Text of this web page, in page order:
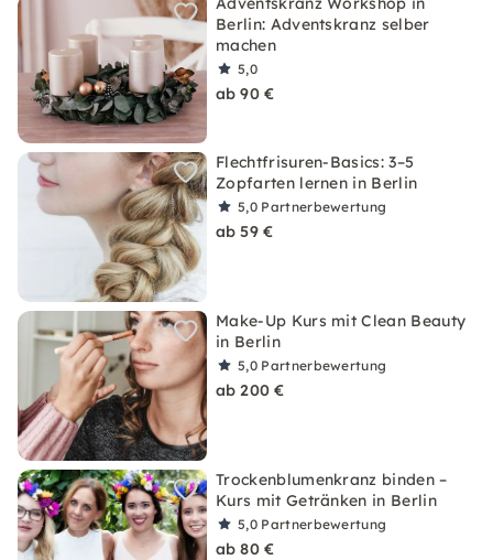
Berlin: Adventskranz selber
machen
5,0
ab 90 €
Flechtfrisuren-Basics: 3–5
Zopfarten lernen in Berlin
5,0 Partnerbewertung
ab 59 €
Make-Up Kurs mit Clean Beauty
in Berlin
5,0 Partnerbewertung
ab 200 €
Trockenblumenkranz binden –
Kurs mit Getränken in Berlin
5,0 Partnerbewertung
ab 80 €